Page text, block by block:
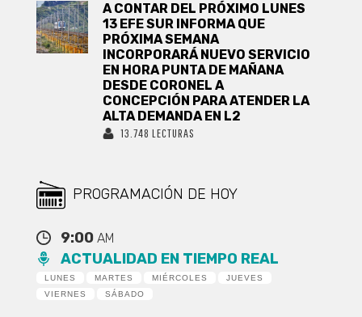
A CONTAR DEL PRÓXIMO LUNES
13 EFE SUR INFORMA QUE
PRÓXIMA SEMANA
INCORPORARÁ NUEVO SERVICIO
EN HORA PUNTA DE MAÑANA
DESDE CORONEL A
CONCEPCIÓN PARA ATENDER LA
ALTA DEMANDA EN L2
13.748 LECTURAS
PROGRAMACIÓN DE HOY
9:00 AM
ACTUALIDAD EN TIEMPO REAL
LUNES MARTES MIÉRCOLES
JUEVES
VIERNES
SÁBADO